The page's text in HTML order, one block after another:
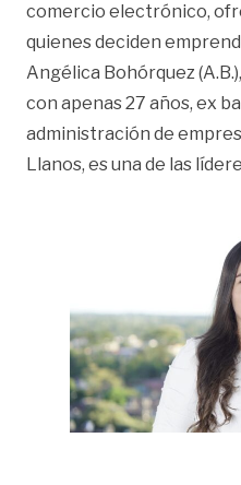
comercio electrónico,
quienes deciden
Angélica Bohórquez
con apenas 27 años, ex
administración de
Llanos, es una de las